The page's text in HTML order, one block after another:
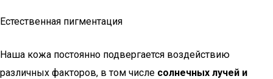
Естественная пигментация
Наша кожа постоянно подвергается воздействию
различных факторов, в том числе солнечных лучей и